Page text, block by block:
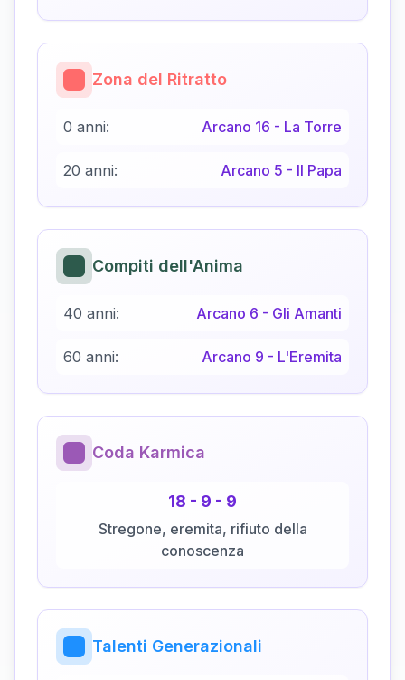
Zona del Ritratto
0 anni: Arcano 16 - La Torre
20 anni: Arcano 5 - Il Papa
Compiti dell'Anima
40 anni: Arcano 6 - Gli Amanti
60 anni: Arcano 9 - L'Eremita
Coda Karmica
18 - 9 - 9
Stregone, eremita, rifiuto della
conoscenza
Talenti Generazionali